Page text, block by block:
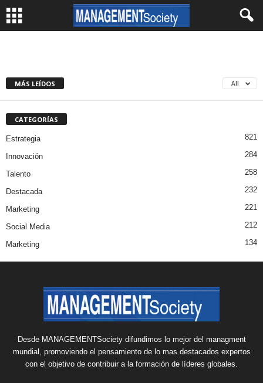
MÁS LEÍDOS All
CATEGORÍAS
Estrategia 821
Innovación 284
Talento 258
Destacada 232
Marketing 221
Social Media 212
Marketing 134
Desde MANAGEMENTSociety difundimos lo mejor del managment
mundial, promoviendo el pensamiento de lo mas destacados expertos
con el objetivo de contribuir a la formación de líderes globales.